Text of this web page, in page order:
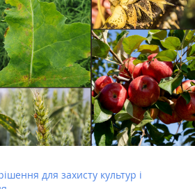
для захисту культур і